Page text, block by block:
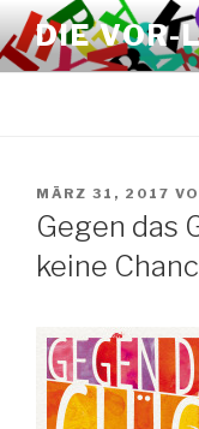
Zum
Inhalt
springen
DIE VOR-
AM
MÄRZ 31, 2017
Gegen das
keine